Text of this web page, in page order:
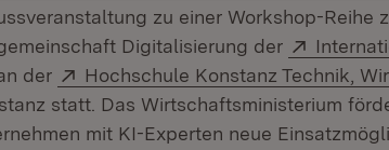
zu einer Workshop-Reihe
Digitalisierung der
Extern:
in neuem Fenster)
der Extern:
Hochschule Konstanz Technik,
in neuem Fenster)
statt. Das Wirtschaftsministerium
mit KI-Experten neue